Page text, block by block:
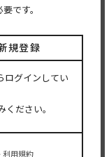
です。
規登録
ログインしてい
ださい。
利用規約